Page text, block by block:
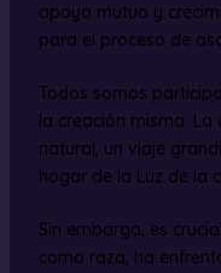
apoyo mutuo y
para el proceso de
Todos somos
la creación misma.
natural, un viaje
hogar de la Luz de la
Sin embargo, es
como raza, ha